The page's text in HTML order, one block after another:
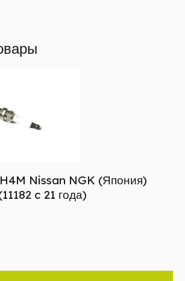
Nissan NGK (Япония)
c 21 года)